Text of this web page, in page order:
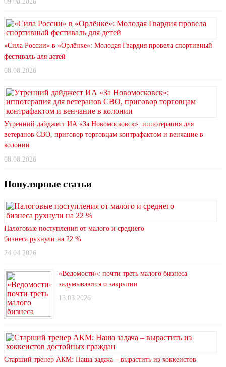
«Сила России» в «Орлёнке»: Молодая Гвардия провела спортивный
фестиваль для детей
08.08.2026
Утренний дайджест ИА «За Новомосковск»: иппотерапия для
ветеранов СВО, приговор торговцам контрафактом и венчание в
колонии
08.08.2026
Популярные статьи
Налоговые поступления от малого и среднего
бизнеса рухнули на 22 %
24.04.2026
«Ведомости»: почти треть малого бизнеса
задумываются о закрытии
13.03.2026
Старший тренер АКМ: Наша задача – вырастить из хоккеистов